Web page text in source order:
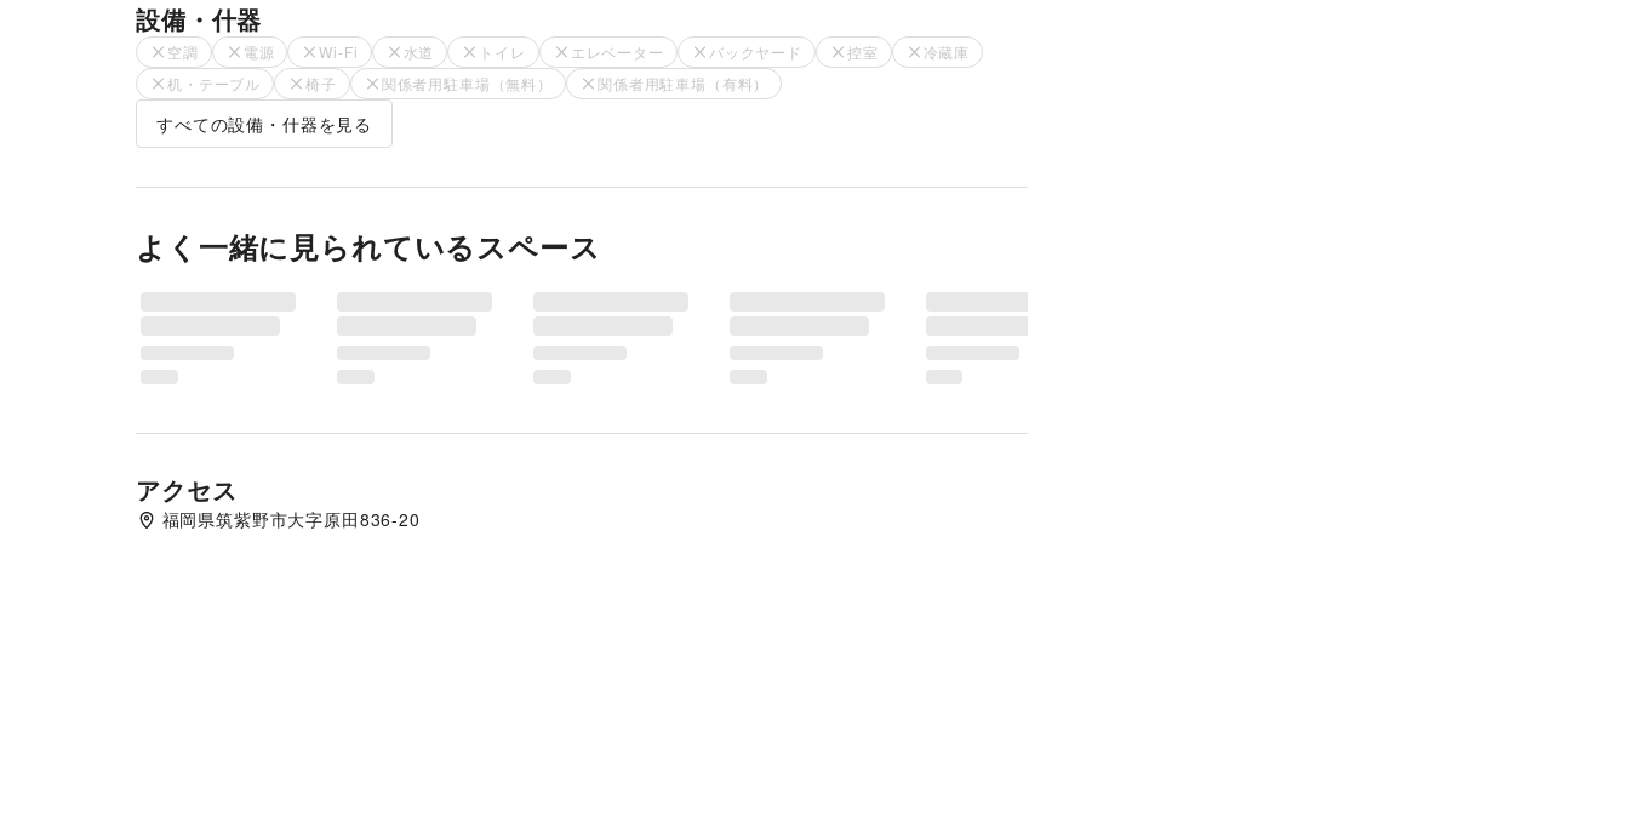
設備・什器
空調 電源 Wi-Fi 水道 トイレ エレベーター バックヤード 控室
冷蔵庫
机・テーブル
椅子 関係者用駐車場（無料） 関係者用駐車場（有料）
すべての設備・什器を見る
よく一緒に見られているスペース
アクセス
福岡県筑紫野市大字原田836-20